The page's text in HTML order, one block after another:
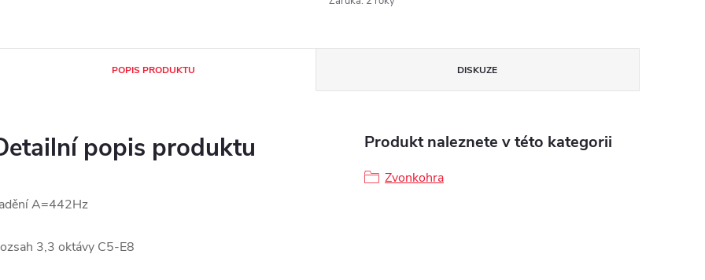
POPIS PRODUKTU DISKUZE
popis produktu
A=442Hz
3,3 oktávy C5-E8
Produkt naleznete v této kategorii
Zvonkohra